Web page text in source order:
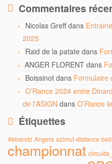
Commentaires
Nicolas Greffdans
2025
Raid de la patate dans
ANGER FLORENT dans
Boissinot dans Formulaire
O’Rance 2024 entre
de l'ASIGN dans O’Rance
Étiquettes
Abbaretz Angers azimut-distance
championnat